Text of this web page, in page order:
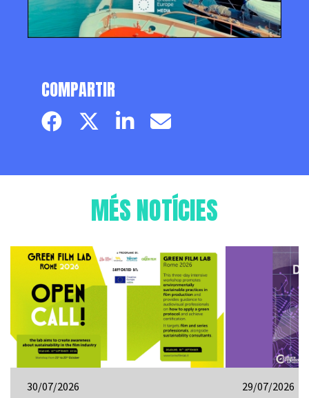
COMPARTIR
Facebook pageTwitter page
LinkedinEmail
MÉS NOTÍCIES
30/07/2026 29/07/2026